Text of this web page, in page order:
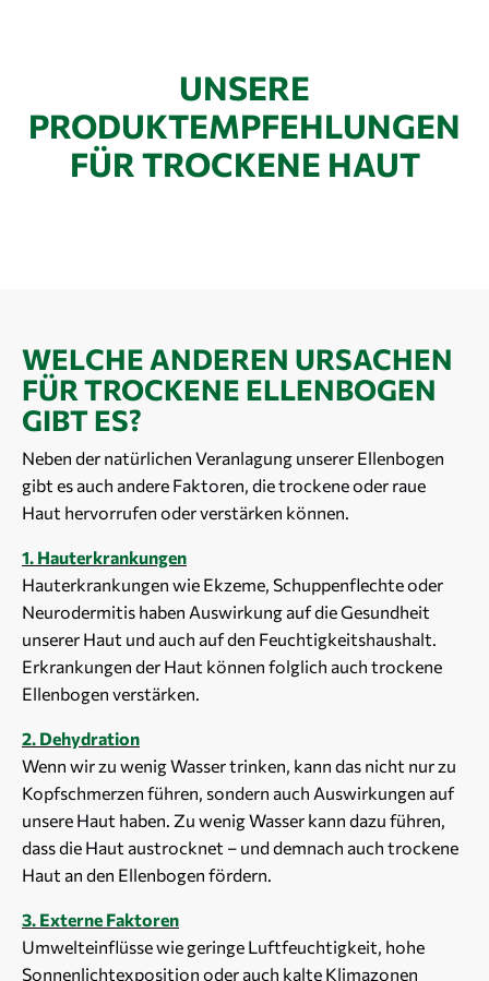
UNSERE
PRODUKTEMPFEHLUNGEN
FÜR TROCKENE HAUT
WELCHE ANDEREN URSACHEN
FÜR TROCKENE ELLENBOGEN
GIBT ES?
Neben der natürlichen Veranlagung unserer Ellenbogen
gibt es auch andere Faktoren, die trockene oder raue
Haut hervorrufen oder verstärken können.
1. Hauterkrankungen
Hauterkrankungen wie Ekzeme, Schuppenflechte oder
Neurodermitis haben Auswirkung auf die Gesundheit
unserer Haut und auch auf den Feuchtigkeitshaushalt.
Erkrankungen der Haut können folglich auch trockene
Ellenbogen verstärken.
2. Dehydration
Wenn wir zu wenig Wasser trinken, kann das nicht nur zu
Kopfschmerzen führen, sondern auch Auswirkungen auf
unsere Haut haben. Zu wenig Wasser kann dazu führen,
dass die Haut austrocknet – und demnach auch trockene
Haut an den Ellenbogen fördern.
3. Externe Faktoren
Umwelteinflüsse wie geringe Luftfeuchtigkeit, hohe
Sonnenlichtexposition oder auch kalte Klimazonen